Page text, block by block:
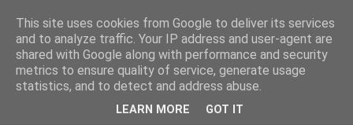
This site uses cookies from Google to deliver its services
and to analyze traffic. Your IP address and user-agent are
shared with Google along with performance and security
metrics to ensure quality of service, generate usage
statistics, and to detect and address abuse.
LEARN MORE GOT IT